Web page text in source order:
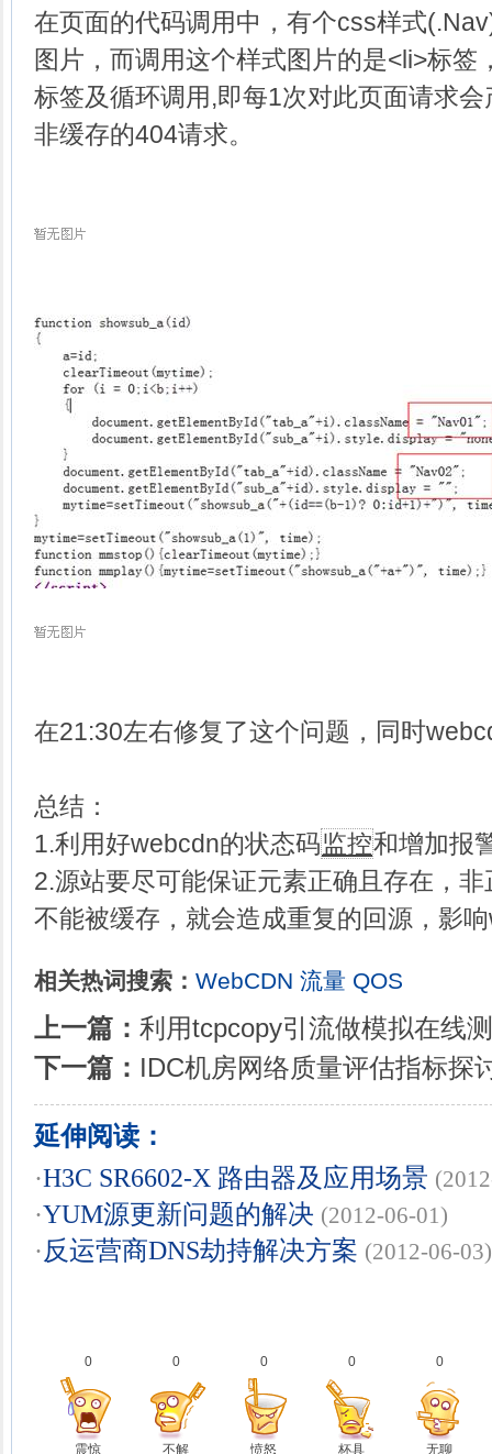
在页面的代码调用中，有个css样式
图片，而调用这个样式图片的是<li>标签
标签及循环调用,即每1次对此页面请求
非缓存的404请求。
在21:30左右修复了这个问题，同时
总结：
1.利用好webcdn的状态码监控和增加报
2.源站要尽可能保证元素正确且存在，
不能被缓存，就会造成重复的回源，影
相关热词搜索： WebCDN 流量 QOS
上一篇： 利用tcpcopy引流做模拟在线
下一篇： IDC机房网络质量评估指标探
延伸阅读：
·H3C SR6602-X 路由器及应用场景
·YUM源更新问题的解决 (2012-06-01)
·反运营商DNS劫持解决方案 (2012-06-03)
0
震惊
0
不解
0
愤怒
0
杯具
0
无聊